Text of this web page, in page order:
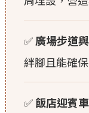
✅廣場步道
絆腳且能確
✅飯店迎賓